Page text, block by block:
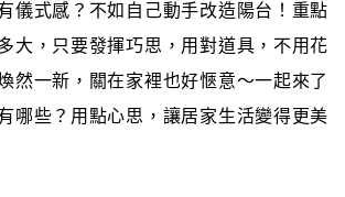
儀式感？不如自己動手改造陽台！重點
大，只要發揮巧思，用對道具，不用花
然一新，關在家裡也好愜意～一起來了
哪些？用點心思，讓居家生活變得更美